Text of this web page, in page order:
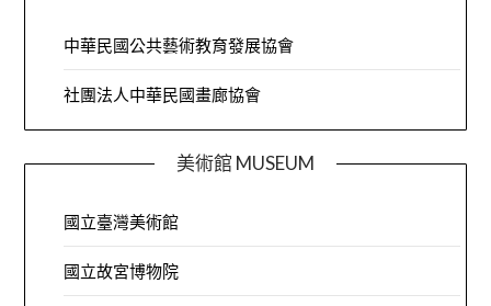
中華民國公共藝術教育發展協會
社團法人中華民國畫廊協會
美術館 MUSEUM
國立臺灣美術館
國立故宮博物院